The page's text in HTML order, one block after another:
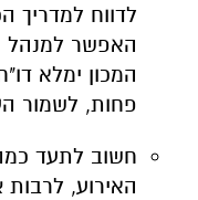
לדווח למדריך
האפשר למנהל
המכון ימלא
פחות, לשמור
חשוב לתעד
האירוע, לרבות